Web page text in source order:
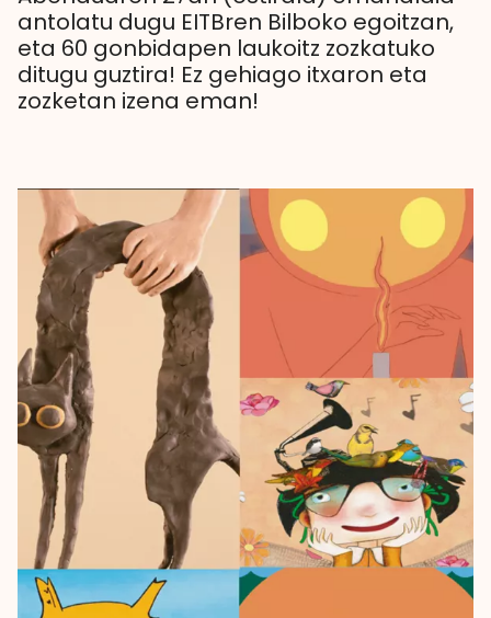
antolatu dugu EITBren Bilboko egoitzan,
eta 60 gonbidapen laukoitz zozkatuko
ditugu guztira! Ez gehiago itxaron eta
zozketan izena eman!